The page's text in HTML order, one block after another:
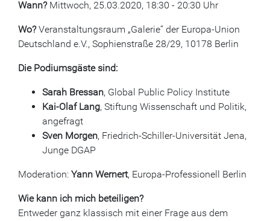
Wann? Mittwoch, 25.03.2020, 18:30 - 20:30 Uhr
Wo?Veranstaltungsraum „Galerie“ der Europa-Union
Deutschland e.V., Sophienstraße 28/29, 10178 Berlin
Die Podiumsgäste sind:
Sarah Bressan, Global Public Policy Institute
Kai-Olaf Lang, Stiftung Wissenschaft und Politik,
angefragt
Sven Morgen, Friedrich-Schiller-Universität Jena,
Junge DGAP
Moderation: Yann Wernert, Europa-Professionell Berlin
Wie kann ich mich beteiligen?
Entweder ganz klassisch mit einer Frage aus dem